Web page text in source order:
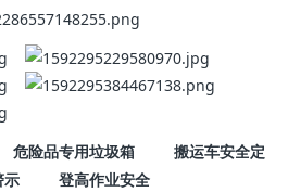
危险品专用垃圾箱 搬运车安全定
警示 登高作业安全